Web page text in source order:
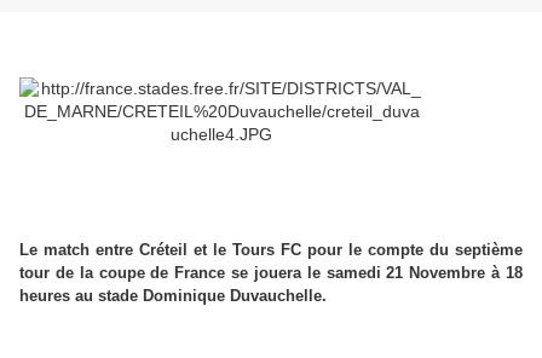
Le match entre Créteil et le Tours FC pour le compte du septième
tour de la coupe de France se jouera le samedi 21 Novembre à 18
heures au stade Dominique Duvauchelle.